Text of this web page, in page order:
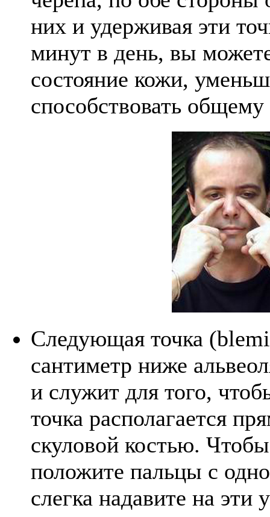
них и удерживая эти
минут в день, вы
состояние кожи,
способствовать
Следующая точка
сантиметр ниже
и служит для того,
точка располагается
скуловой костью. Чтобы
положите пальцы с
слегка надавите на